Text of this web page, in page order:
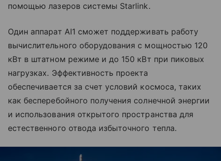
помощью лазеров системы Starlink.
Один аппарат AI1 сможет поддерживать работу
вычислительного оборудования с мощностью 120
кВт в штатном режиме и до 150 кВт при пиковых
нагрузках. Эффективность проекта
обеспечивается за счет условий космоса, таких
как бесперебойного получения солнечной энергии
и использования открытого пространства для
естественного отвода избыточного тепла.